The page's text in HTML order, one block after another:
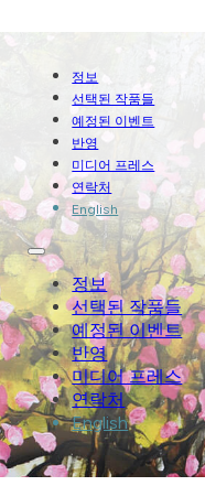
정보
선택된 작품들
예정된 이벤트
반영
미디어 프레스
연락처
English
정보
선택된 작품들
예정된 이벤트
반영
미디어 프레스
연락처
English